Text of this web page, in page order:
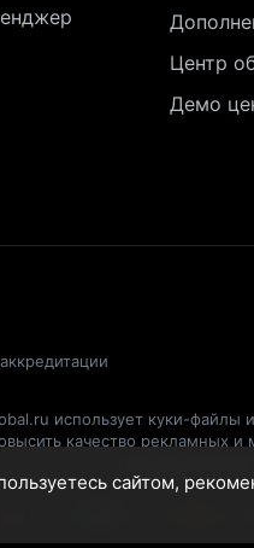
Центр
Демо
использует куки-файлы
качество
браузере.
сайтом,